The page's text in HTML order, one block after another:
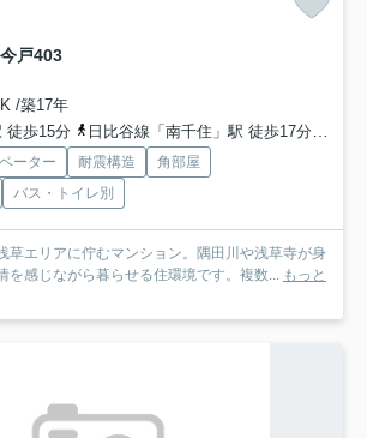
戸403
/築17年
徒歩15分
日比谷線「南千住」駅 徒歩17分
ーター 耐震構造
角部屋
バス・トイレ別
草エリアに佇むマンション。隅田川や浅草寺が身
を感じながら暮らせる住環境です。複数... もっと